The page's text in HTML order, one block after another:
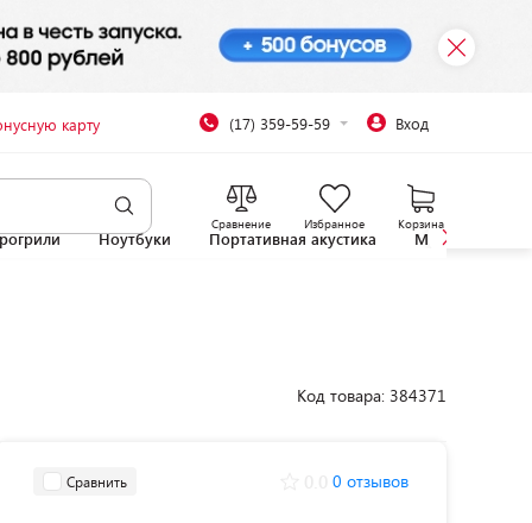
карту (17) 359-59-59 Вход
Сравнение Избранное Корзина
Ноутбуки Портативная акустика
Код товара: 384371
Сравнить 0 отзывов